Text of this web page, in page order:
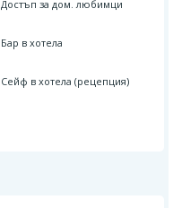
Достъп за дом. любимци
Бар в хотела
Сейф в хотела (рецепция)